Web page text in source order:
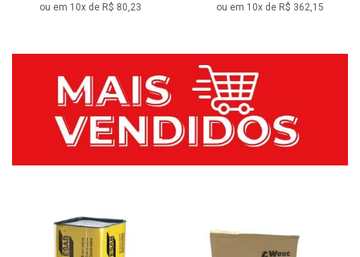
ou em 10x de R$ 80,23 ou em 10x de R$ 362,15